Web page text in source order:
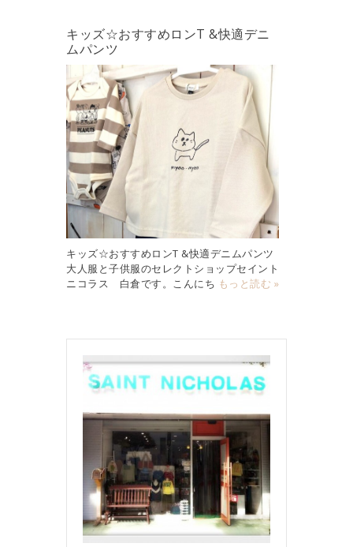
キッズ☆おすすめロンT &快適デニ
ムパンツ
キッズ☆おすすめロンT &快適デニムパンツ
大人服と子供服のセレクトショップセイント
ニコラス 白倉です。こんにち もっと読む »